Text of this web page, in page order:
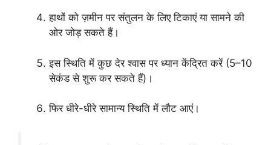
हाथों को ज़मीन पर संतुलन के लिए टिकाएं या सामने की
ओर जोड़ सकते हैं।
इस स्थिति में कुछ देर श्वास पर ध्यान केंद्रित करें (5–10
सेकंड से शुरू कर सकते हैं)।
फिर धीरे-धीरे सामान्य स्थिति में लौट आएं।